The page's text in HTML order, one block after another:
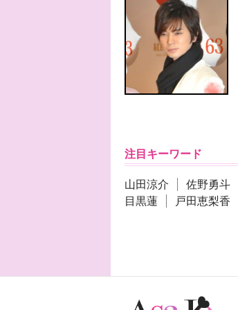
注目キーワード
山田涼介 佐野勇斗
目黒蓮
戸田恵梨香